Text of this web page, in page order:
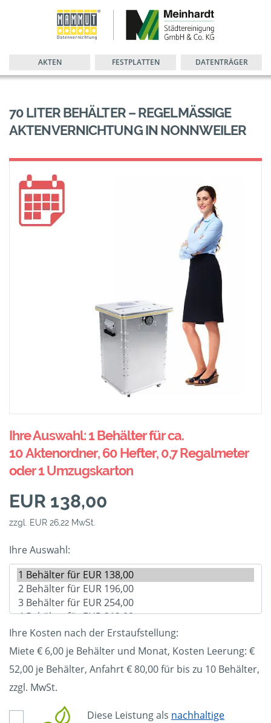
AKTEN FESTPLATTEN DATENTRÄGER
70 LITER BEHÄLTER – REGELMÄSSIGE A
KTENVERNICHTUNG IN NONNWEILER
Ihre Auswahl: 1 Behälter für ca.
10 Aktenordner, 60 Hefter, 0,7 Regalmeter
oder 1 Umzugskarton
EUR 138,00
zzgl. EUR 26,22 MwSt.
Ihre Auswahl:
Ihre Kosten nach der Erstaufstellung:
Miete € 6,00 je Behälter und Monat, Kosten Leerung: €
52,00 je Behälter, Anfahrt € 80,00 für bis zu 10 Behälter,
zzgl. MwSt.
Diese Leistung als nachhaltige